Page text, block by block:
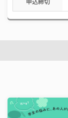
申込締切